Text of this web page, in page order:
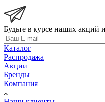
Будьте в курсе наших акций
Каталог
Распродажа
Акции
Бренды
Компания